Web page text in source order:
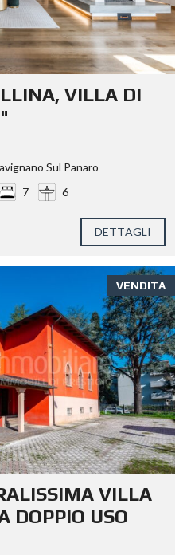
VILLA DI
Sul Panaro
7 6
DETTAGLI
VENDITA
VILLA
DOPPIO USO